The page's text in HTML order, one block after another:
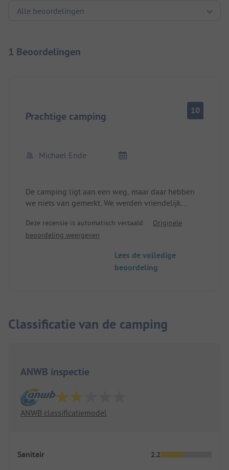
1 Beoordelingen
Prachtige camping 10
Michael Ende
De camping ligt aan een weg, maar daar hebben
we niets van gemerkt. We werden vriendelijk
volgen. Het sanitair is schoon en wordt regelmatig
onderhouden. Graag nog eens
Deze recensie is automatisch vertaald.
Originele
beoordeling weergeven
Lees de volledige
beoordeling
Classificatie van de camping
ANWB inspectie
ANWB classificatiemodel
Sanitair 2.2